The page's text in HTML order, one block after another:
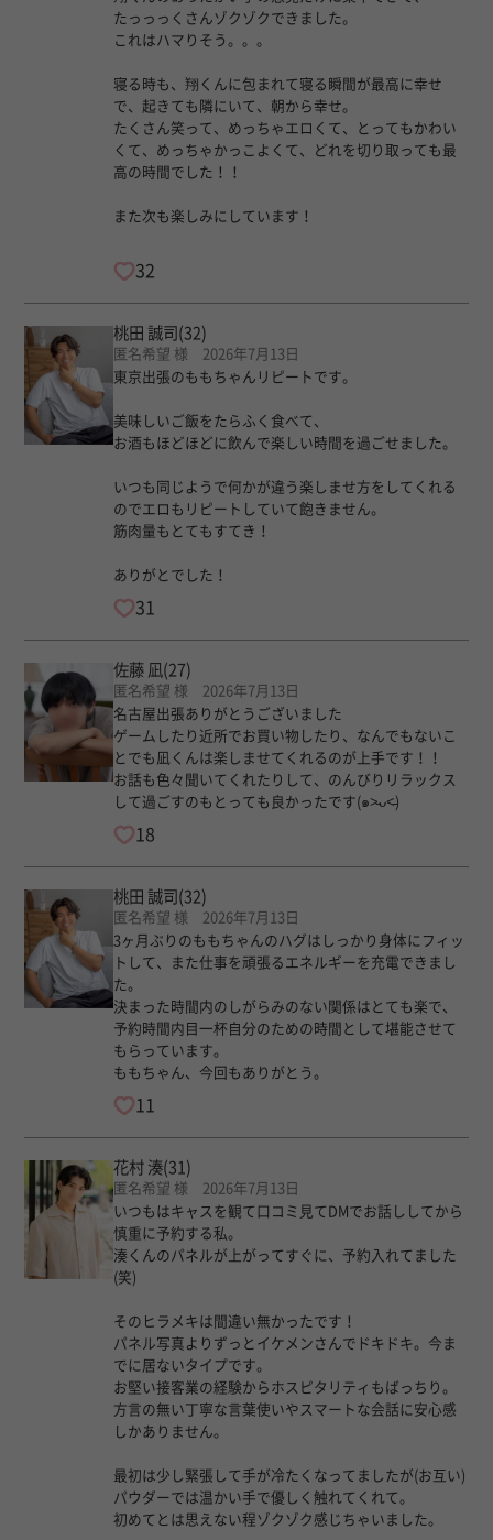
たっっっくさんゾクゾクできました。
これはハマりそう。。。
寝る時も、翔くんに包まれて寝る瞬間が最高に幸せ
で、起きても隣にいて、朝から幸せ。
たくさん笑って、めっちゃエロくて、とってもかわい
くて、めっちゃかっこよくて、どれを切り取っても最
高の時間でした！！
また次も楽しみにしています！
32
桃田 誠司 (32)
匿名希望 様 2026年7月13日
東京出張のももちゃんリピートです。
美味しいご飯をたらふく食べて、
お酒もほどほどに飲んで楽しい時間を過ごせました。
いつも同じようで何かが違う楽しませ方をしてくれる
のでエロもリピートしていて飽きません。
筋肉量もとてもすてき！
ありがとでした！
31
佐藤 凪 (27)
匿名希望 様 2026年7月13日
名古屋出張ありがとうございました
ゲームしたり近所でお買い物したり、なんでもないこ
とでも凪くんは楽しませてくれるのが上手です！！
お話も色々聞いてくれたりして、のんびりリラックス
して過ごすのもとっても良かったです(๑˃̵ᴗ˂̵)
18
桃田 誠司 (32)
匿名希望 様 2026年7月13日
3ヶ月ぶりのももちゃんのハグはしっかり身体にフィッ
トして、また仕事を頑張るエネルギーを充電できまし
た。
決まった時間内のしがらみのない関係はとても楽で、
予約時間内目一杯自分のための時間として堪能させて
もらっています。
ももちゃん、今回もありがとう。
11
花村 湊(31)
匿名希望 様 2026年7月13日
いつもはキャスを観て口コミ見てDMでお話ししてから
慎重に予約する私。
湊くんのパネルが上がってすぐに、予約入れてました
(笑)
そのヒラメキは間違い無かったです！
パネル写真よりずっとイケメンさんでドキドキ。今ま
でに居ないタイプです。
お堅い接客業の経験からホスピタリティもばっちり。
方言の無い丁寧な言葉使いやスマートな会話に安心感
しかありません。
最初は少し緊張して手が冷たくなってましたが(お互い)
パウダーでは温かい手で優しく触れてくれて。
初めてとは思えない程ゾクゾク感じちゃいました。